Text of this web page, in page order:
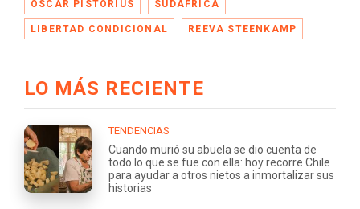
OSCAR PISTORIUS SUDÁFRICA
LIBERTAD CONDICIONAL REEVA STEENKAMP
LO MÁS RECIENTE
TENDENCIAS
Cuando murió su abuela se dio cuenta de
todo lo que se fue con ella: hoy recorre Chile
para ayudar a otros nietos a inmortalizar sus
historias